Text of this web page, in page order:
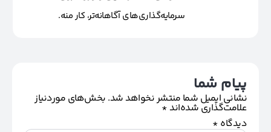
سرمایه‌گذاری‌های آگاهانه‌تر، کار منه.
پیام شما
نشانی ایمیل شما منتشر نخواهد شد. بخش‌های موردنیاز
علامت‌گذاری شده‌اند*
دیدگاه *